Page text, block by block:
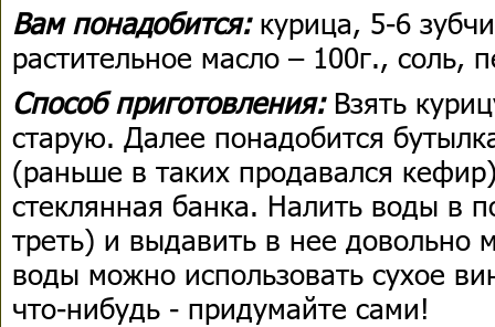
Вам понадобится: курица, 5-6
растительное масло – 100г., соль,
Способ приготовления: Взять
старую. Далее понадобится
(раньше в таких продавался
стеклянная банка. Налить воды в
треть) и выдавить в нее довольно
воды можно использовать сухое
что-нибудь - придумайте сами!